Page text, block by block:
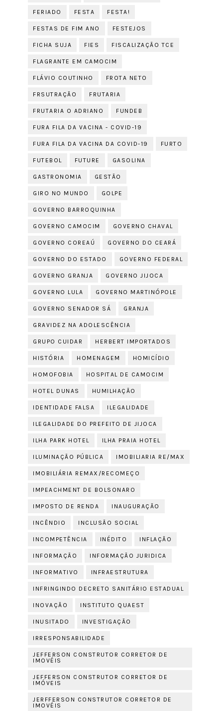
FERIADO FESTA FESTA!
FESTAS DE FIM ANO FESTEJOS
FICHA SUJA FIES FISCALIZAÇÃO TCE
FLAGRANTE EM CAMOCIM
FLÁVIO COUTINHO FROTA NETO
FRSUTRAÇÃO FRUTARIA
FRUTARIA O ADRIANO FUNDEB
FURA FILA DA VACINA - COVID-19
FURA FILA DA VACINA DA COVID-19 FURTO
FUTEBOL FUTURE GASOLINA
GASTRONOMIA GESTÃO
GIRO NO MUNDO GOLPE
GOVERNO BARROQUINHA
GOVERNO CAMOCIM GOVERNO CHAVAL
GOVERNO COREAÚ GOVERNO DO CEARÁ
GOVERNO DO ESTADO GOVERNO FEDERAL
GOVERNO GRANJA GOVERNO JIJOCA
GOVERNO LULA GOVERNO MARTINÓPOLE
GOVERNO SENADOR SÁ GRANJA
GRAVIDEZ NA ADOLESCÊNCIA
GRUPO CUIDAR HERBERT IMPORTADOS
HISTÓRIA HOMENAGEM HOMICÍDIO
HOMOFOBIA HOSPITAL DE CAMOCIM
HOTEL DUNAS HUMILHAÇÃO
IDENTIDADE FALSA ILEGALIDADE
ILEGALIDADE DO PREFEITO DE JIJOCA
ILHA PARK HOTEL ILHA PRAIA HOTEL
ILUMINAÇÃO PÚBLICA IMOBILIARIA RE/MAX
IMOBILIÁRIA REMAX/RECOMEÇO
IMPEACHMENT DE BOLSONARO
IMPOSTO DE RENDA INAUGURAÇÃO
INCÊNDIO INCLUSÃO SOCIAL
INCOMPETÊNCIA INÉDITO INFLAÇÃO
INFORMAÇÃO INFORMAÇÃO JURIDICA
INFORMATIVO INFRAESTRUTURA
INFRINGINDO DECRETO SANITÁRIO ESTADUAL
INOVAÇÃO INSTITUTO QUAEST
INUSITADO INVESTIGAÇÃO
IRRESPONSABILIDADE
JEFFERSON CONSTRUTOR CORRETOR DE
IMOVÉIS
JEFFERSON CONSTRUTOR CORRETOR DE
IMÓVEIS
JERFFERSON CONSTRUTOR CORRETOR DE
IMOVÉIS